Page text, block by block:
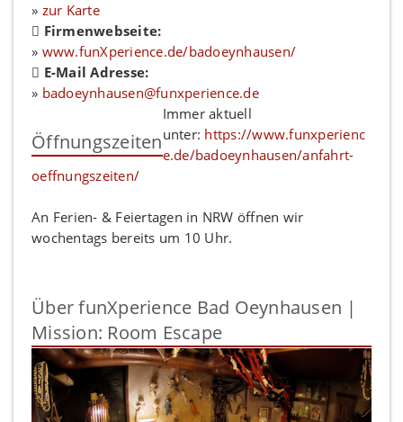
» zur Karte
Firmenwebseite:
» www.funXperience.de/badoeynhausen/
E-Mail Adresse:
» badoeynhausen@funxperience.de
Öffnungszeiten
Immer aktuell
unter: https://www.funxperienc
e.de/badoeynhausen/anfahrt-
oeffnungszeiten/
An Ferien- & Feiertagen in NRW öffnen wir
wochentags bereits um 10 Uhr.
Über funXperience Bad Oeynhausen |
Mission: Room Escape